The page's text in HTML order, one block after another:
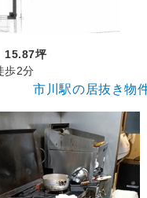
坪
歩2分
市川駅の居抜き物